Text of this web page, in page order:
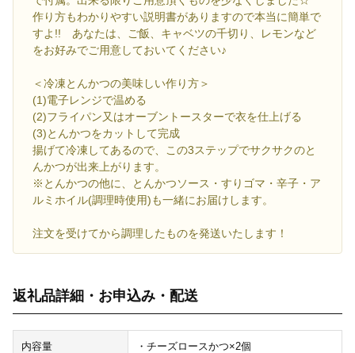
作り方もわかりやすい説明書がありますので本当に簡単で
すよ!! あなたは、ご飯、キャベツの千切り、レモンなど
をお好みでご用意しておいてください♪
＜冷凍とんかつの美味しい作り方＞
(1)電子レンジで温める
(2)フライパン又はオーブントースターで衣を仕上げる
(3)とんかつをカットして完成
揚げて冷凍してあるので、この3ステップでサクサクのと
んかつが出来上がります。
※とんかつの他に、とんかつソース・すりゴマ・辛子・ア
ルミホイル(調理時使用)も一緒にお届けします。
注文を受けてから調理したものを発送いたします！
返礼品詳細・お申込み・配送
内容量
・チーズロースかつ×2個